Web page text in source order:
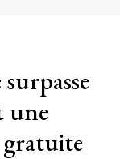
une
gratuite